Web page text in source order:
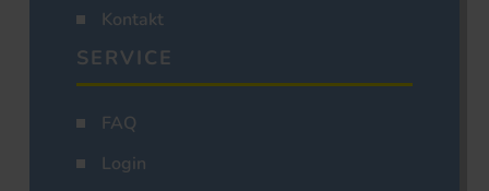
Kontakt
SERVICE
FAQ
Login